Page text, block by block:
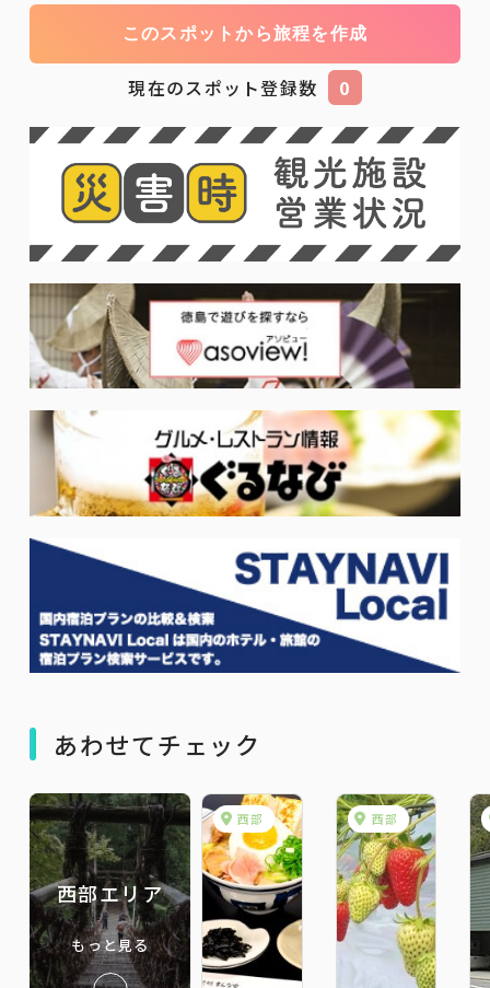
このスポットから旅程を作成
現在のスポット登録数 0
あわせてチェック
西部エリア
もっと見る
西部 西部